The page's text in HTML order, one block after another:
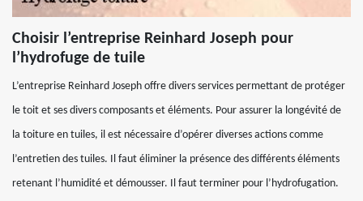
Choisir l’entreprise Reinhard Joseph pour
l’hydrofuge de tuile
L’entreprise Reinhard Joseph offre divers services permettant de protéger
le toit et ses divers composants et éléments. Pour assurer la longévité de
la toiture en tuiles, il est nécessaire d’opérer diverses actions comme
l’entretien des tuiles. Il faut éliminer la présence des différents éléments
retenant l’humidité et démousser. Il faut terminer pour l’hydrofugation.